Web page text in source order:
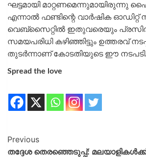
ഘട്ടമായി മാറ്റണമെന്നുമായിരുന്നു
എന്നാൽ ഫണ്ടിന്റെ വാർഷിക ഓഡിറ്റ്
വെബ്സൈറ്റിൽ ഇതുവരെയും
സമയപരിധി കഴിഞ്ഞിട്ടും ഉത്തരവ്
തുടർന്നാണ് കോടതിയുടെ ഈ നടപടി.
Spread the love
Previous
തദ്ദേശ തെരഞ്ഞെടുപ്പ്: